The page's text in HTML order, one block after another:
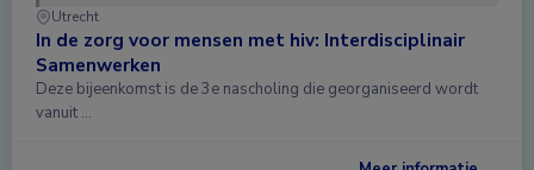
Utrecht
In de zorg voor mensen met hiv: Interdisciplinair
Samenwerken
Deze bijeenkomst is de 3e nascholing die georganiseerd wordt
vanuit …